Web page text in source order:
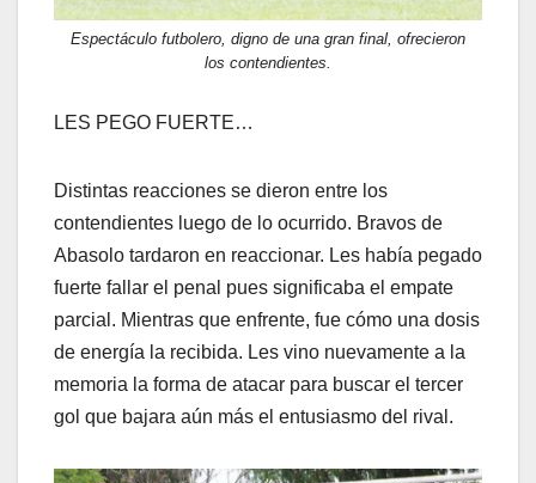
Espectáculo futbolero, digno de una gran final, ofrecieron
los contendientes.
LES PEGO FUERTE…
Distintas reacciones se dieron entre los
contendientes luego de lo ocurrido. Bravos de
Abasolo tardaron en reaccionar. Les había pegado
fuerte fallar el penal pues significaba el empate
parcial. Mientras que enfrente, fue cómo una dosis
de energía la recibida. Les vino nuevamente a la
memoria la forma de atacar para buscar el tercer
gol que bajara aún más el entusiasmo del rival.